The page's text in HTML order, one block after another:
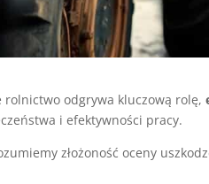
rolnictwo odgrywa kluczową rolę,
i efektywności pracy.
złożoność oceny